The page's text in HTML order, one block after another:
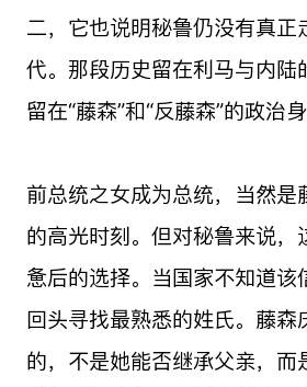
二，它也说明秘鲁仍没有真
代。那段历史留在利马与内陆
留在“藤森”和“反藤森”的政治身
前总统之女成为总统，当然是
的高光时刻。但对秘鲁来说，
惫后的选择。当国家不知道该
回头寻找最熟悉的姓氏。藤森
的，不是她能否继承父亲，而